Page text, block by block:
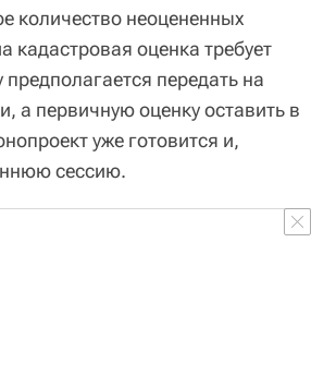
количество неоцененных
оценка требует
передать на
а первичную оценку оставить в
уже готовится и,
сессию.